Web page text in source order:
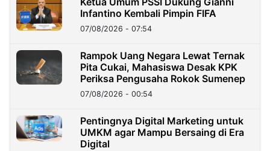
Infantino Kembali Pimpin FIFA
07/08/2026 - 07:54
Rampok Uang Negara Lewat Ternak
Pita Cukai, Mahasiswa Desak KPK
Periksa Pengusaha Rokok Sumenep
07/08/2026 - 00:54
Pentingnya Digital Marketing untuk
UMKM agar Mampu Bersaing di Era
Digital